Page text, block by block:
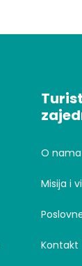
O nama
Misija i
Kontakt